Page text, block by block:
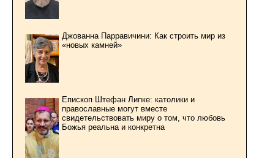
Джованна Парравичини: Как строить мир из
«новых камней»
Епископ Штефан Липке: католики и
православные могут вместе
свидетельствовать миру о том, что любовь
Божья реальна и конкретна